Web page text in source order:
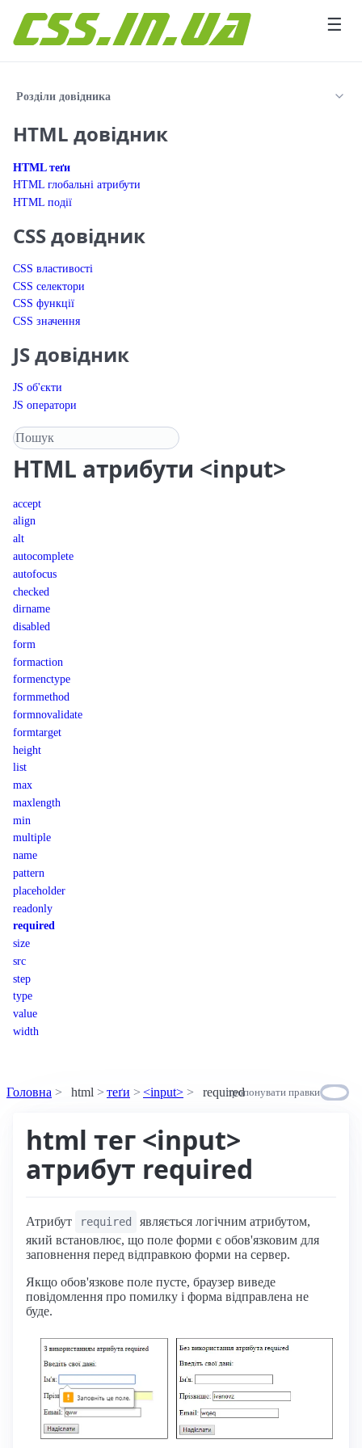
☰
Розділи довідника
HTML довідник
HTML теґи
HTML глобальні атрибути
HTML події
CSS довідник
CSS властивості
CSS селектори
CSS функції
CSS значення
JS довідник
JS об'єкти
JS оператори
Пошук у довіднику
HTML атрибути <input>
accept
align
alt
autocomplete
autofocus
checked
dirname
disabled
form
formaction
formenctype
formmethod
formnovalidate
formtarget
height
list
max
maxlength
min
multiple
name
pattern
placeholder
readonly
required
size
src
step
type
value
width
Головна html теґи <input> requiredпропонувати правки
html тег <input>
атрибут required
Атрибут required
являється логічним атрибутом,
який встановлює, що поле форми є обов'язковим для
заповнення перед відправкою форми на сервер.
Якщо обов'язкове поле пусте, браузер виведе
повідомлення про помилку і форма відправлена не
буде.